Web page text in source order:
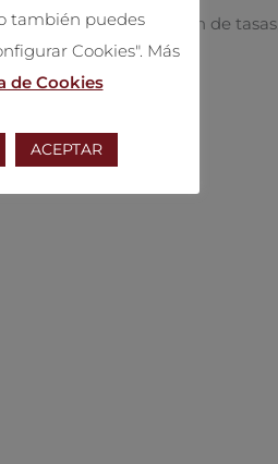
judiciales, devolución de
también puedes
Cookies". Más
de Cookies
ACEPTAR